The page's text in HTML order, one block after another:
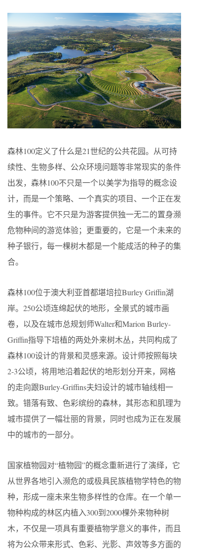
森林100定义了什么是21世纪的公共花园。从可持
续性、生物多样、公众环境问题等非常现实的条件
出发，森林100不只是一个以美学为指导的概念设
计，而是一个策略、一个真实的项目、一个正在发
生的事件。它不只是为游客提供独一无二的置身濒
危物种间的游览体验；更重要的，它是一个未来的
种子银行，每一棵树木都是一个能成活的种子的集
合。
森林100位于澳大利亚首都堪培拉Burley Griffin湖
岸。250公顷连绵起伏的地形，全景式的城市画
卷，以及在城市总规划师Walter和Marion Burley-
Griffin指导下培植的两处外来树木丛，共同构成了
森林100设计的背景和灵感来源。设计师按照每块
2-3公顷，将用地沿着起伏的地形划分开来，网格
的走向跟Burley-Griffins夫妇设计的城市轴线相一
致。错落有致、色彩缤纷的森林，其形态和肌理为
城市提供了一幅壮丽的背景，同时也成为正在发展
中的城市的一部分。
国家植物园对“植物园”的概念重新进行了演绎，它
从世界各地引入濒危的或极具民族植物学特色的物
种，形成一座未来生物多样性的仓库。在一个单一
物种构成的林区内植入300到2000棵外来物种树
木，不仅是一项具有重要植物学意义的事件，而且
将为公众带来形式、色彩、光影、声效等多方面的